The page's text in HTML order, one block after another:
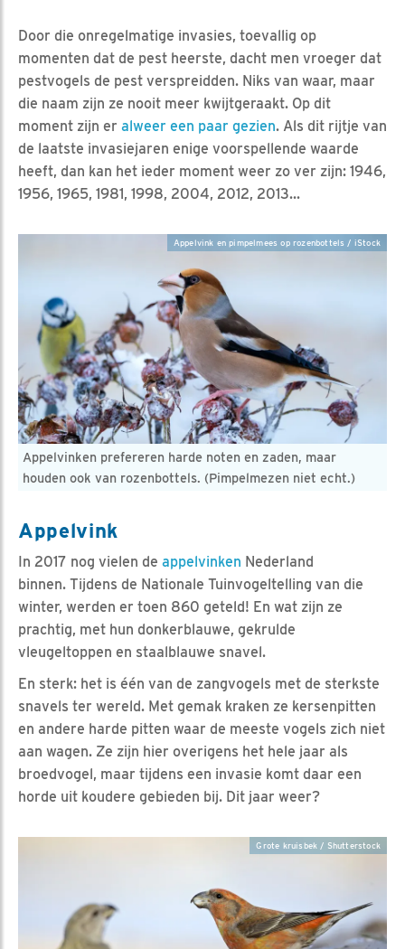
Door die onregelmatige invasies, toevallig op
momenten dat de pest heerste, dacht men vroeger dat
pestvogels de pest verspreidden. Niks van waar, maar
die naam zijn ze nooit meer kwijtgeraakt. Op dit
moment zijn er alweer een paar gezien. Als dit rijtje van
de laatste invasiejaren enige voorspellende waarde
heeft, dan kan het ieder moment weer zo ver zijn: 1946,
1956, 1965, 1981, 1998, 2004, 2012, 2013...
Appelvinken prefereren harde noten en zaden, maar
houden ook van rozenbottels. (Pimpelmezen niet echt.)
Appelvink en pimpelmees op rozenbottels / iStock
Appelvink
In 2017 nog vielen de appelvinken Nederland
binnen. Tijdens de Nationale Tuinvogeltelling van die
winter, werden er toen 860 geteld! En wat zijn ze
prachtig, met hun donkerblauwe, gekrulde
vleugeltoppen en staalblauwe snavel.
En sterk: het is één van de zangvogels met de sterkste
snavels ter wereld. Met gemak kraken ze kersenpitten
en andere harde pitten waar de meeste vogels zich niet
aan wagen. Ze zijn hier overigens het hele jaar als
broedvogel, maar tijdens een invasie komt daar een
horde uit koudere gebieden bij. Dit jaar weer?
Grote kruisbek / Shutterstock